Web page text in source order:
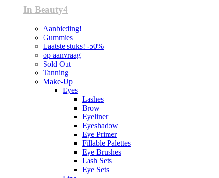
In Beauty4
Aanbieding!
Gummies
Laatste stuks! -50%
op aanvraag
Sold Out
Tanning
Make-Up
Eyes
Lashes
Brow
Eyeliner
Eyeshadow
Eye Primer
Fillable Palettes
Eye Brushes
Lash Sets
Eye Sets